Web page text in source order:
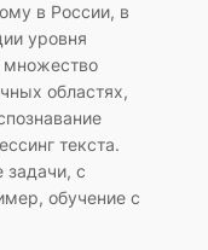
в России, в
уровня
множество
областях,
текста.
с
обучение с